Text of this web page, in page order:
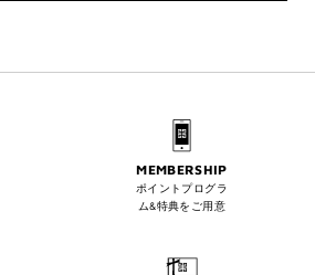
MEMBERSHIP
ポイントプログラ
ム&特典をご用意